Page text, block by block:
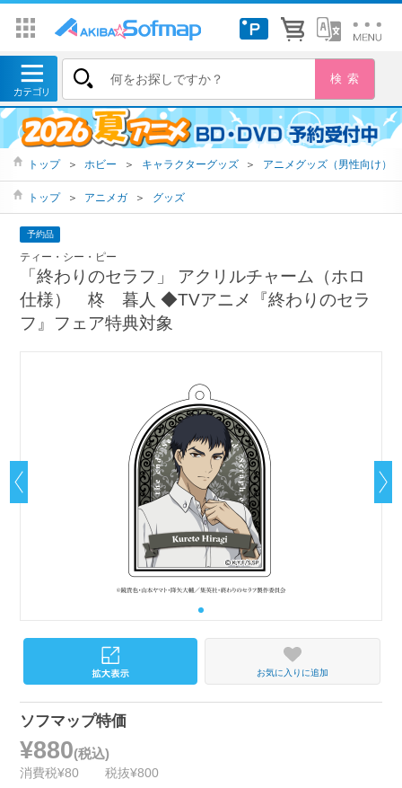
トップ ＞ ホビー ＞ キャラクターグッズ ＞ アニメグッズ（男性向け）
トップ ＞ アニメガ ＞ グッズ
予約品
ティー・シー・ピー
「終わりのセラフ」 アクリルチャーム（ホロ
仕様） 柊 暮人 ◆TVアニメ『終わりのセラ
フ』フェア特典対象
お気に入りに追加
ソフマップ特価
¥880(税込)
消費税¥80 税抜¥800